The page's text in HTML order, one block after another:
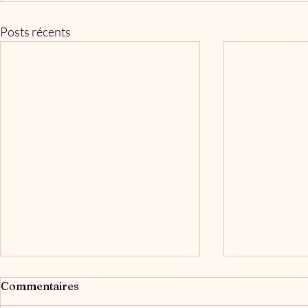
Posts récents
Commentaires